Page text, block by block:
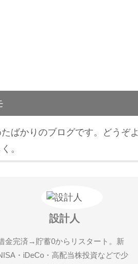
ばかりのブログです。どうぞよ
。
設計人
金完済→貯蓄0からリスタート。新
・iDeCo・高配当株投資などで少